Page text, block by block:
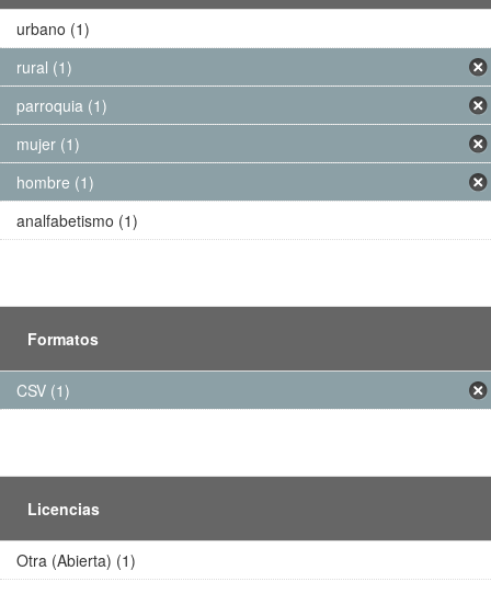
urbano (1)
rural (1)
parroquia (1)
mujer (1)
hombre (1)
analfabetismo (1)
Formatos
CSV (1)
Licencias
Otra (Abierta) (1)